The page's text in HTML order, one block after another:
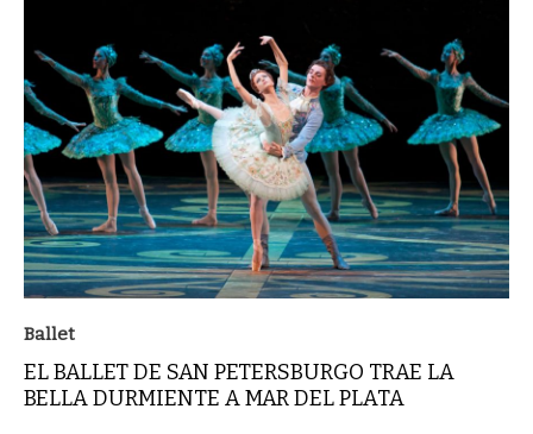
Ballet
EL BALLET DE SAN PETERSBURGO TRAE LA
BELLA DURMIENTE A MAR DEL PLATA